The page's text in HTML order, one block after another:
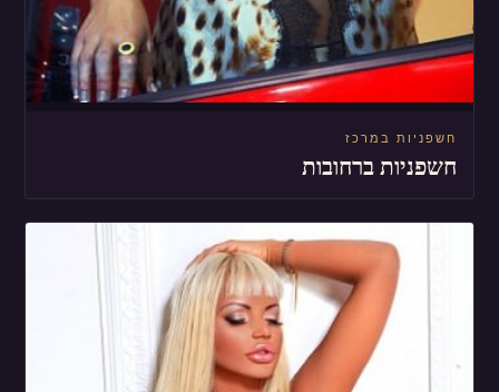
חשפניות במרכז
חשפניות ברחובות